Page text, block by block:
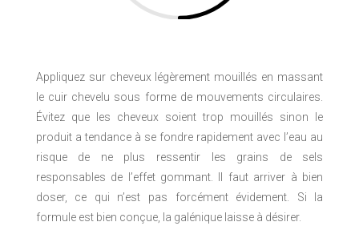
Appliquez sur cheveux légèrement mouillés en massant
le cuir chevelu sous forme de mouvements circulaires.
Évitez que les cheveux soient trop mouillés sinon le
produit a tendance à se fondre rapidement avec l’eau au
risque de ne plus ressentir les grains de sels
responsables de l’effet gommant. Il faut arriver à bien
doser, ce qui n’est pas forcément évidement. Si la
formule est bien conçue, la galénique laisse à désirer.